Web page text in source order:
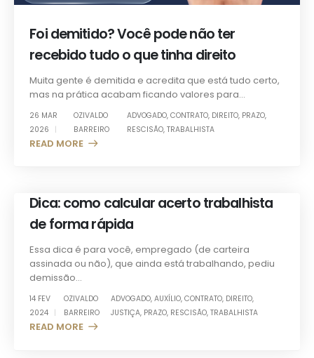
Foi demitido? Você pode não ter
recebido tudo o que tinha direito
Muita gente é demitida e acredita que está tudo certo,
mas na prática acabam ficando valores para...
26 MAR
2026
OZIVALDO
BARREIRO
ADVOGADO, CONTRATO, DIREITO, PRAZO,
RESCISÃO, TRABALHISTA
READ MORE +
Dica: como calcular acerto trabalhista
de forma rápida
Essa dica é para você, empregado (de carteira
assinada ou não), que ainda está trabalhando, pediu
demissão...
14 FEV
2024
OZIVALDO
BARREIRO
ADVOGADO,AUXÍLIO,CONTRATO, DIREITO,
JUSTIÇA, PRAZO, RESCISÃO,TRABALHISTA
READ MORE +